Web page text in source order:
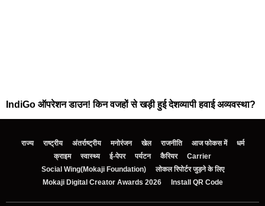
IndiGo ऑपरेशन डाउन! किन वजहों से खड़ी हुई देशव्यापी हवाई अव्यवस्था?
राज्य राष्ट्रीय अंतर्राष्ट्रीय मनोरंजन खेल राजनीति आज फोकस में
धर्म
क्राइम
स्वास्थ्य ई-पेपर पर्यटन कैरियर
Carrier
Social Wing(Mokaji Foundation)
लोकल रिपोर्टर जुड़ने के लिए
Mokaji Digital Creator Awards 2026
Install QR Code